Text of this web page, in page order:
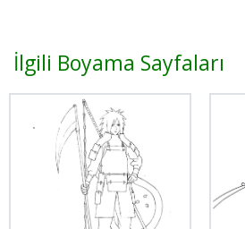
İlgili Boyama Sayfaları